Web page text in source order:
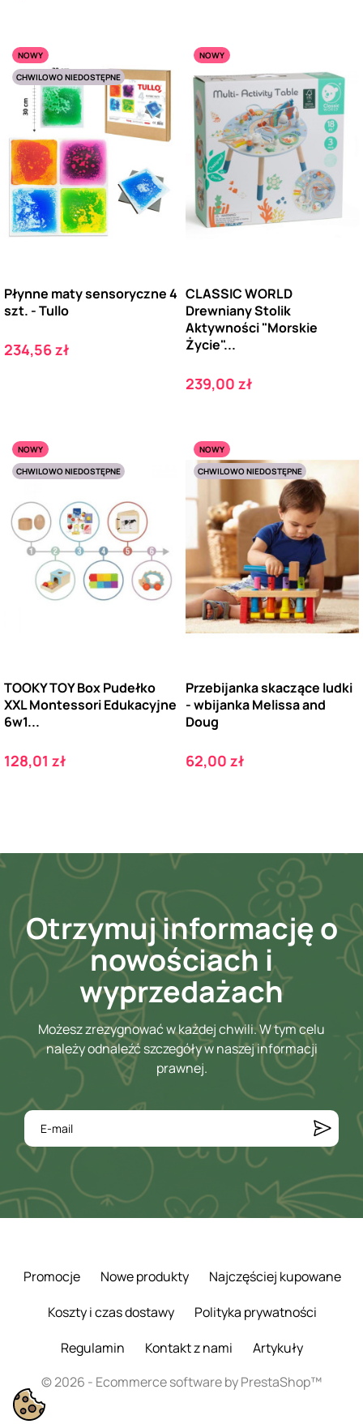
NOWY
CHWILOWO NIEDOSTĘPNE
Płynne maty sensoryczne 4
szt. - Tullo
Cena
234,56 zł
NOWY
CLASSIC WORLD
Drewniany Stolik
Aktywności "Morskie
Życie"...
Cena
239,00 zł
NOWY
CHWILOWO NIEDOSTĘPNE
TOOKY TOY Box Pudełko
XXL Montessori Edukacyjne
6w1...
Cena
128,01 zł
NOWY
CHWILOWO NIEDOSTĘPNE
Przebijanka skaczące ludki
- wbijanka Melissa and
Doug
Cena
62,00 zł
Otrzymuj informację o
nowościach i
wyprzedażach
Możesz zrezygnować w każdej chwili. W tym celu
należy odnaleźć szczegóły w naszej informacji
prawnej.
Promocje Nowe produkty
Najczęściej kupowane
Koszty i czas dostawy
Polityka prywatności
Regulamin
Kontakt z nami
Artykuły
© 2026 - Ecommerce software by PrestaShop™